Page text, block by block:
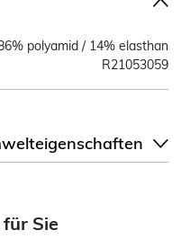
polyamid / 14% elasthan
R21053059
Sie